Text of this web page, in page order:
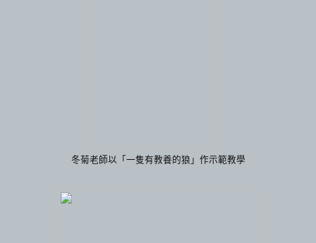
冬菊老師以「一隻有教養的狼」作示範教學